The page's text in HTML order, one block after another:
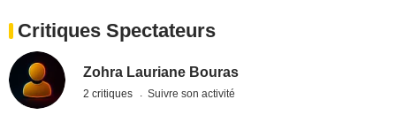
Critiques Spectateurs
Zohra Lauriane Bouras
2 critiques Suivre son activité